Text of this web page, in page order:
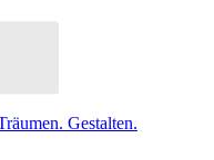
Gestalten.